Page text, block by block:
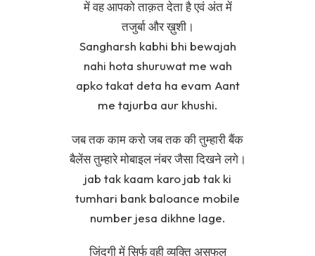
में वह आपको ताक़त देता है एवं अंत में
तजुर्बा और ख़ुशी।
Sangharsh kabhi bhi bewajah
nahi hota shuruwat me wah
apko takat deta ha evam Aant
me tajurba aur khushi.
जब तक काम करो जब तक की तुम्हारी बैंक
बैलेंस तुम्हारे मोबाइल नंबर जैसा दिखने लगे।
jab tak kaam karo jab tak ki
tumhari bank baloance mobile
number jesa dikhne lage.
जिंदगी में सिर्फ वही व्यक्ति असफल